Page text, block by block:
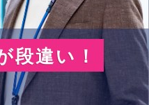
段違い！